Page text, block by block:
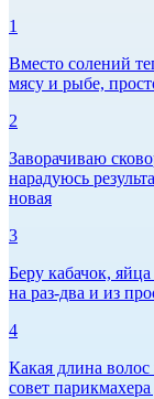
1
Вместо солений
мясу и рыбе,
2
Заворачиваю
нарадуюсь
новая
3
Беру кабачок,
на раз-два и из
4
Какая длина
совет